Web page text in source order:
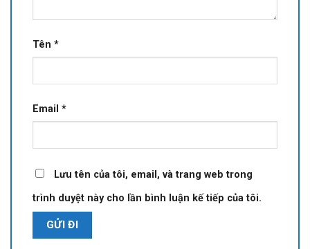
Tên *
Email *
Lưu tên của tôi, email, và trang web trong
trình duyệt này cho lần bình luận kế tiếp của tôi.